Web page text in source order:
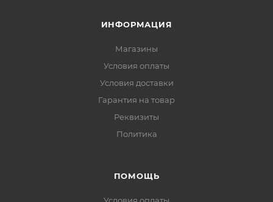
ИНФОРМАЦИЯ
Магазины
Условия оплаты
Условия доставки
Гарантия на товар
Реквизиты
Политика
ПОМОЩЬ